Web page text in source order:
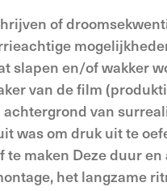
of
slapen en/of wakker
van de film
van
was om druk uit te
maken Deze duur
het langzame